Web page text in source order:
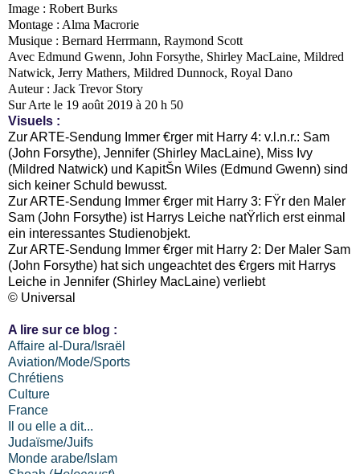
Image : Robert Burks
Montage : Alma Macrorie
Musique : Bernard Herrmann, Raymond Scott
Avec Edmund Gwenn, John Forsythe, Shirley MacLaine, Mildred
Natwick, Jerry Mathers, Mildred Dunnock, Royal Dano
Auteur : Jack Trevor Story
Sur Arte le 19 août 2019 à 20 h 50
Visuels :
Zur ARTE-Sendung Immer €rger mit Harry 4: v.l.n.r.: Sam
(John Forsythe), Jennifer (Shirley MacLaine), Miss Ivy
(Mildred Natwick) und KapitŠn Wiles (Edmund Gwenn) sind
sich keiner Schuld bewusst.
Zur ARTE-Sendung Immer €rger mit Harry 3: FŸr den Maler
Sam (John Forsythe) ist Harrys Leiche natŸrlich erst einmal
ein interessantes Studienobjekt.
Zur ARTE-Sendung Immer €rger mit Harry 2: Der Maler Sam
(John Forsythe) hat sich ungeachtet des €rgers mit Harrys
Leiche in Jennifer (Shirley MacLaine) verliebt
© Universal
A lire sur ce blog :
Affaire al-Dura/Israël
Aviation/Mode/Sports
Chrétiens
Culture
France
Il ou elle a dit...
Judaïsme/Juifs
Monde arabe/Islam